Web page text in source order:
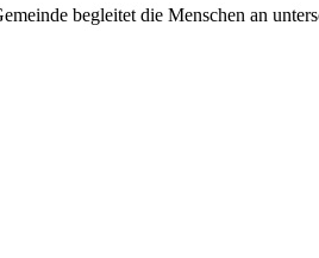
begleitet die Menschen an